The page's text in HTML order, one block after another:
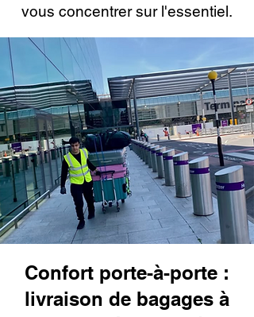
vous concentrer sur l'essentiel.
Confort porte-à-porte :
livraison de bagages à